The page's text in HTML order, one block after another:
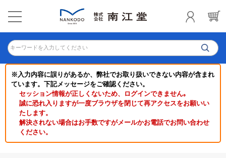
キーワードを入力してください
※入力内容に誤りがあるか、弊社でお取り扱いできない内容が含まれ
ています。下記メッセージをご確認ください。
セッション情報が正しくないため、ログインできません｡
誠に恐れ入りますが一度ブラウザを閉じて再アクセスをお願いい
たします。
解決されない場合はお手数ですがメールかお電話でお問い合わせ
ください。